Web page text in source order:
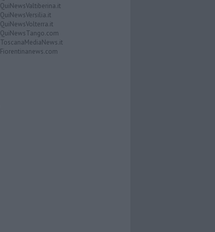
QuiNewsValtiberina.it
QuiNewsVersilia.it
QuiNewsVolterra.it
QuiNewsTango.com
ToscanaMediaNews.it
Fiorentinanews.com